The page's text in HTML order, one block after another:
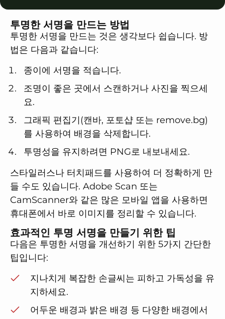
투명한 서명을 만드는 방법
투명한 서명을 만드는 것은 생각보다 쉽습니다. 방
법은 다음과 같습니다:
종이에 서명을 적습니다.
조명이 좋은 곳에서 스캔하거나 사진을 찍으세
요.
그래픽 편집기(캔바, 포토샵 또는 remove.bg)
를 사용하여 배경을 삭제합니다.
투명성을 유지하려면 PNG로 내보내세요.
스타일러스나 터치패드를 사용하여 더 정확하게 만
들 수도 있습니다. Adobe Scan 또는
CamScanner와 같은 많은 모바일 앱을 사용하면
휴대폰에서 바로 이미지를 정리할 수 있습니다.
효과적인 투명 서명을 만들기 위한 팁
다음은 투명한 서명을 개선하기 위한 5가지 간단한
팁입니다:
지나치게 복잡한 손글씨는 피하고 가독성을 유
지하세요.
어두운 배경과 밝은 배경 등 다양한 배경에서